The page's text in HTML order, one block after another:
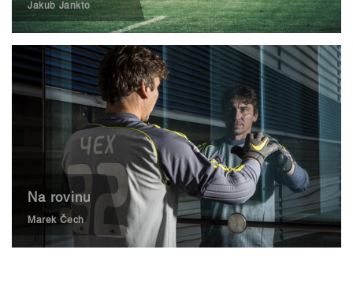
Jakub Jankto
Na rovinu
Marek Čech